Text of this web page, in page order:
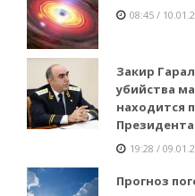
08:45 /
Закир
убийства
находится
19:28 /
Прогноз